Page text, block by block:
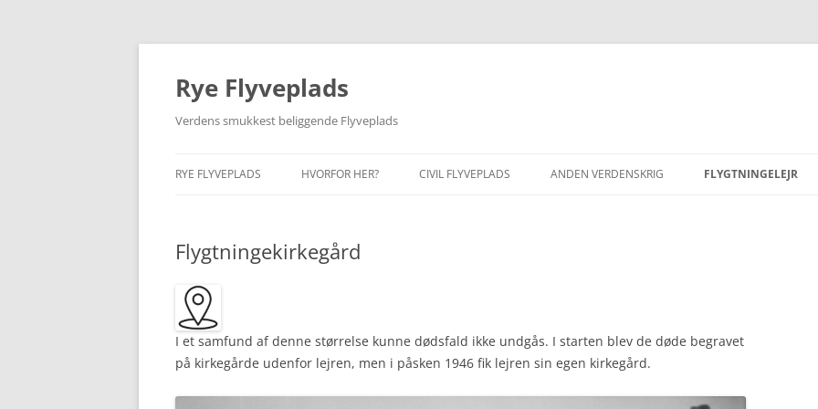
Hop
Rye Flyveplads
Verdens smukkest beliggende Flyveplads
RYE FLYVEPLADS
FIND VEJ
KÆRT BARN…
HVORFOR HER?
GUNNAR LARSEN
CIVIL FLYVEPLADS
AMIOT 143
SUCCES ELLER FIASKO?
ANDEN VERDENSKRIG
STOCKHOLMSARKIVET
FLYGTNINGELEJR
Flygtningekirkegård
I et samfund af denne størrelse kunne dødsfald ikke undgås. I starten blev de døde begravet
på kirkegårde udenfor lejren, men i påsken 1946 fik lejren sin egen kirkegård.